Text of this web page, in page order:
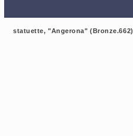
statuette, "Angerona" (Bronze.662)